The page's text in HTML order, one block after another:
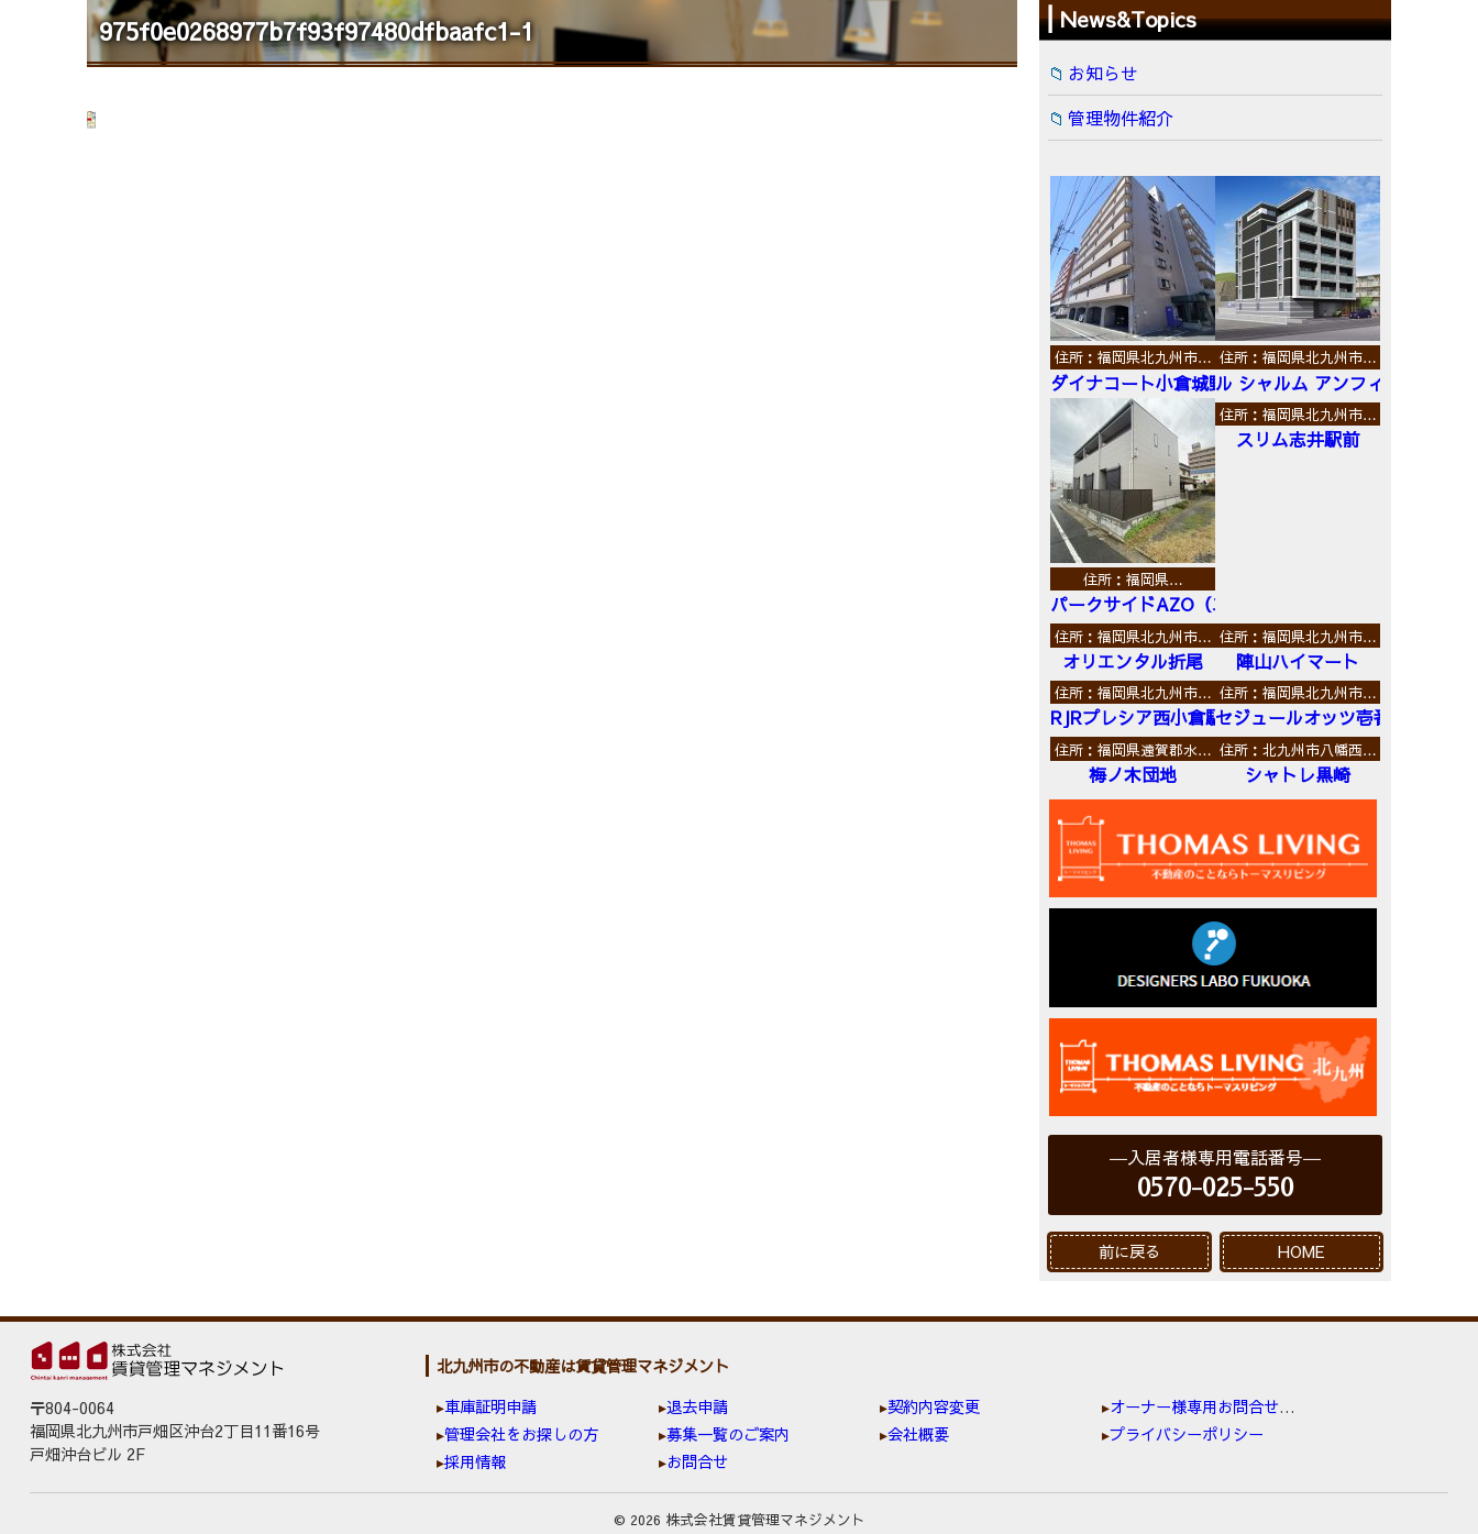
975f0e0268977b7f93f97480dfbaafc1-1 News&Topics
お知らせ
管理物件紹介
住所：福岡県北九州市…
ダイナコート小倉城野
住所：福岡県北九州市…
ル シャルム アンフィニ
住所：福岡県…
パークサイドAZO（エーゼットオー）
住所：福岡県北九州市…
スリム志井駅前
住所：福岡県北九州市…
オリエンタル折尾
住所：福岡県北九州市…
陣山ハイマート
住所：福岡県北九州市…
RJRプレシア西小倉駅前
住所：福岡県北九州市…
セジュールオッツ壱番館
住所：福岡県遠賀郡水…
梅ノ木団地
住所：北九州市八幡西…
シャトレ黒崎
入居者様専用電話番号
0570-025-550
前に戻る HOME
〒804-0064
福岡県北九州市戸畑区沖台2丁目11番16号
戸畑沖台ビル 2F
北九州市の不動産は賃貸管理マネジメント
車庫証明申請
退去申請 契約内容変更
オーナー様専用お問合せ窓口
管理会社をお探しの方
募集一覧のご案内 会社概要
プライバシーポリシー
採用情報
お問合せ
© 2026 株式会社賃貸管理マネジメント